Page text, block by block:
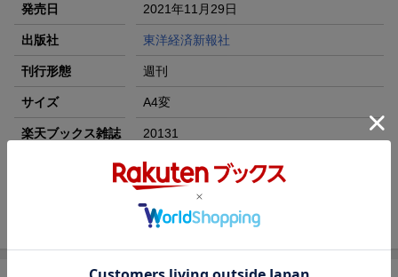
楽天モバイル紹介キャンペーンの拡散で300円OFFクーポン
進呈
条件達成で楽天限定・宝塚歌劇 宙組貸切公演ペアチケット
が当たる
発売日 2021年11月29日
出版社 東洋経済新報社
刊行形態 週刊
サイズ A4変
楽天ブックス雑誌
20131
4910201311217
この雑誌の他の号を見る